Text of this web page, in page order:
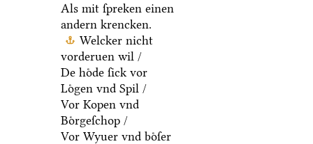
Als mit ſpreken einen
andern krencken.
Welcker nicht
vorderuen wil /
De hoͤde ſick vor
Loͤgen vnd Spil /
Vor Kopen vnd
Boͤrgeſchop /
Vor Wyuer vnd boͤſer